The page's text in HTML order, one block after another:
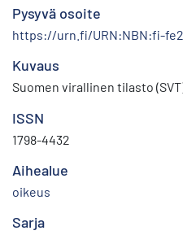
Pysyvä osoite
https://urn.fi/URN:NBN:fi-
Kuvaus
Suomen virallinen tilasto
ISSN
1798-4432
Aihealue
oikeus
Sarja